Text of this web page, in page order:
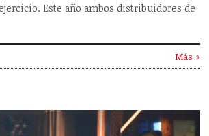
Este año ambos distribuidores de
Más »